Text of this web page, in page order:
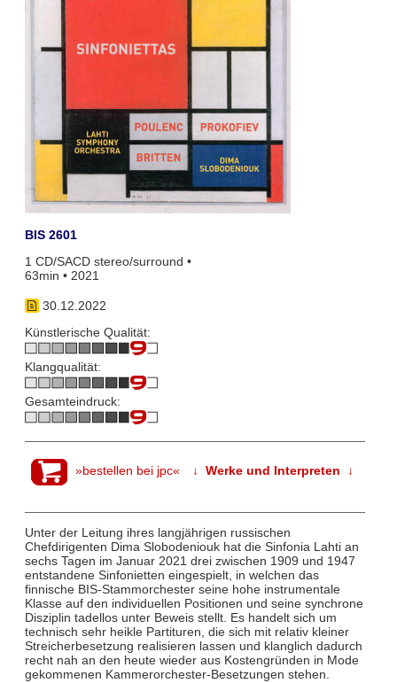
BIS 2601
1 CD/SACD stereo/surround •
63min • 2021
30.12.2022
Künstlerische Qualität:
Klangqualität:
Gesamteindruck:
»bestellen bei jpc« ↓ Werke und Interpreten ↓
Unter der Leitung ihres langjährigen russischen
Chefdirigenten Dima Slobodeniouk hat die Sinfonia Lahti an
sechs Tagen im Januar 2021 drei zwischen 1909 und 1947
entstandene Sinfonietten eingespielt, in welchen das
finnische BIS-Stammorchester seine hohe instrumentale
Klasse auf den individuellen Positionen und seine synchrone
Disziplin tadellos unter Beweis stellt. Es handelt sich um
technisch sehr heikle Partituren, die sich mit relativ kleiner
Streicherbesetzung realisieren lassen und klanglich dadurch
recht nah an den heute wieder aus Kostengründen in Mode
gekommenen Kammerorchester-Besetzungen stehen.